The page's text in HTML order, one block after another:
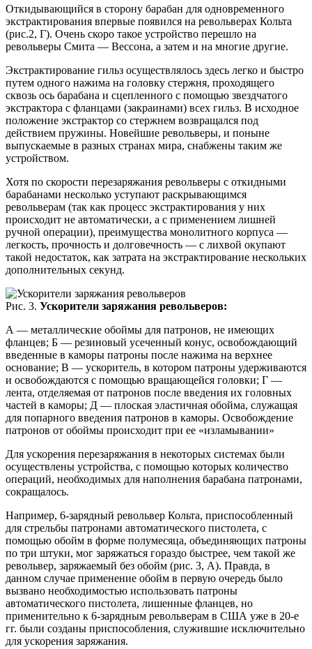
Откидывающийся в сторону барабан для одновременного
экстрактирования впервые появился на револьверах Кольта
(рис.2, Г). Очень скоро такое устройство перешло на
револьверы Смита — Вессона, а затем и на многие другие.
Экстрактирование гильз осуществлялось здесь легко и быстро
путем одного нажима на головку стержня, проходящего
сквозь ось барабана и сцепленного с помощью звездчатого
экстрактора с фланцами (закраинами) всех гильз. В исходное
положение экстрактор со стержнем возвращался под
действием пружины. Новейшие револьверы, и поныне
выпускаемые в разных странах мира, снабжены таким же
устройством.
Хотя по скорости перезаряжания револьверы с откидными
барабанами несколько уступают раскрывающимся
револьверам (так как процесс экстрактирования у них
происходит не автоматически, а с применением лишней
ручной операции), преимущества монолитного корпуса —
легкость, прочность и долговечность — с лихвой окупают
такой недостаток, как затрата на экстрактирование нескольких
дополнительных секунд.
Рис. 3. Ускорители заряжания револьверов:
А — металлические обоймы для патронов, не имеющих
фланцев; Б — резиновый усеченный конус, освобождающий
введенные в каморы патроны после нажима на верхнее
основание; В — ускоритель, в котором патроны удерживаются
и освобождаются с помощью вращающейся головки; Г —
лента, отделяемая от патронов после введения их головных
частей в каморы; Д — плоская эластичная обойма, служащая
для попарного введения патронов в каморы. Освобождение
патронов от обоймы происходит при ее «изламывании»
Для ускорения перезаряжания в некоторых системах были
осуществлены устройства, с помощью которых количество
операций, необходимых для наполнения барабана патронами,
сокращалось.
Например, 6-зарядный револьвер Кольта, приспособленный
для стрельбы патронами автоматического пистолета, с
помощью обойм в форме полумесяца, объединяющих патроны
по три штуки, мог заряжаться гораздо быстрее, чем такой же
револьвер, заряжаемый без обойм (рис. 3, А). Правда, в
данном случае применение обойм в первую очередь было
вызвано необходимостью использовать патроны
автоматического пистолета, лишенные фланцев, но
применительно к 6-зарядным револьверам в США уже в 20-е
гг. были созданы приспособления, служившие исключительно
для ускорения заряжания.